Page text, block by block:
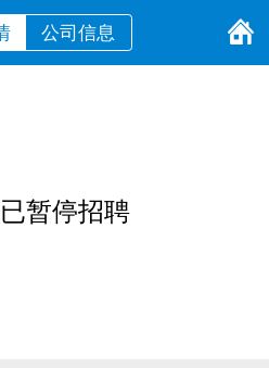
公司信息
暂停招聘